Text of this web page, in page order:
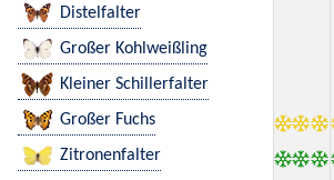
Distelfalter
Großer Kohlweißling
Kleiner Schillerfalter
Großer Fuchs
Zitronenfalter